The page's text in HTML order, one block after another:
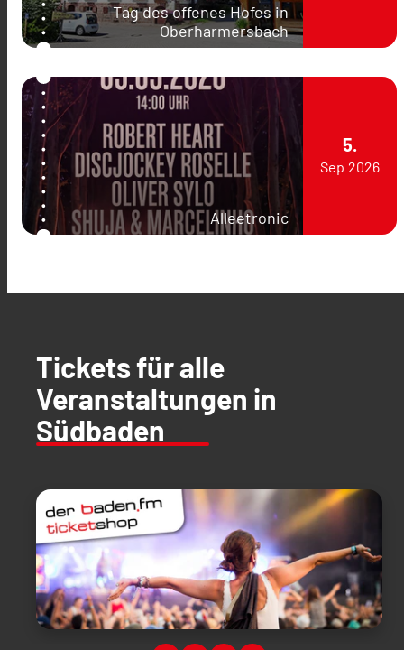
Tag des offenes Hofes in
Oberharmersbach
Alleetronic
5.
Sep 2026
Tickets für alle
Veranstaltungen in
Südbaden